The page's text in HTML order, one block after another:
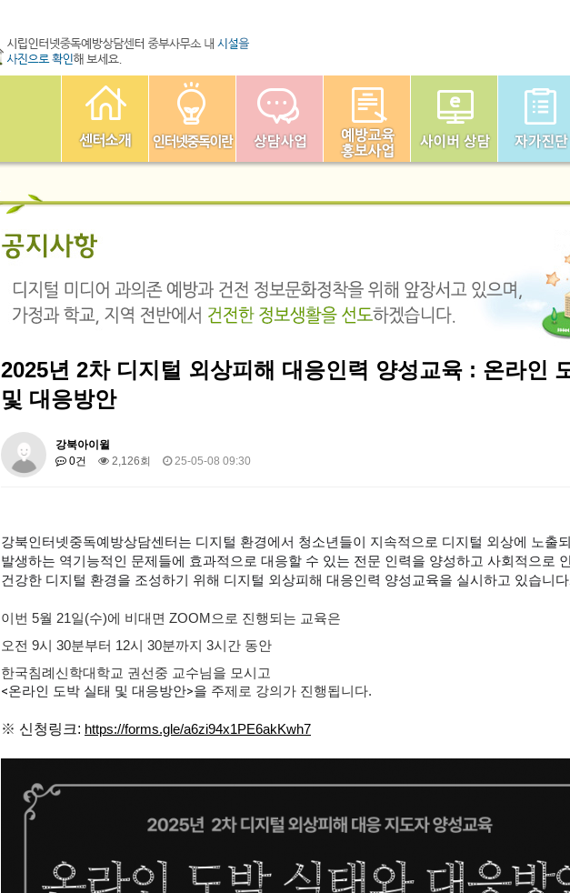
2025년 2차 디지털 외상피해 대응인력 양성교육 : 온라인
및 대응방안
강북아이윌
0건
2,126회 25-05-08 09:30
강북인터넷중독예방상담센터는 디지털 환경에서 청소년들이 지속적으로 디지털 외상에 노출
발생하는 역기능적인 문제들에 효과적으로 대응할 수 있는 전문 인력을 양성하고 사회적으로
건강한 디지털 환경을 조성하기 위해 디지털 외상피해 대응인력 양성교육을 실시하고 있습니다.
이번 5월 21일(수)에 비대면 ZOOM으로 진행되는 교육은
오전 9시 30분부터 12시 30분까지 3시간 동안
한국침례신학대학교 권선중 교수님을 모시고
<온라인 도박 실태 및 대응방안>을 주제로 강의가 진행됩니다.
※ 신청링크: https://forms.gle/a6zi94x1PE6akKwh7